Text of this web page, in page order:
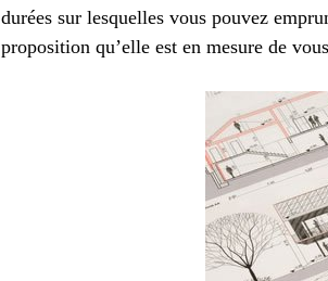
durées sur lesquelles vous pouvez
proposition qu’elle est en mesure de